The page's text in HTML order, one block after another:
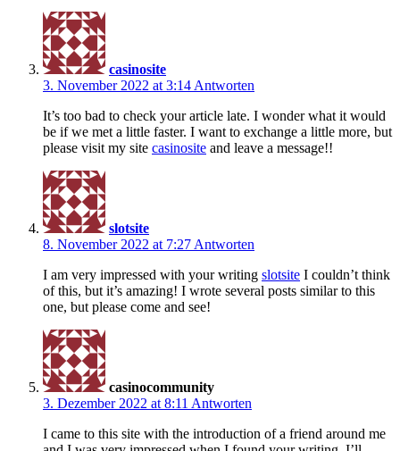
casinosite
3. November 2022 at 3:14 Antworten
It’s too bad to check your article late. I wonder what it would
be if we met a little faster. I want to exchange a little more, but
please visit my site casinosite and leave a message!!
slotsite
8. November 2022 at 7:27 Antworten
I am very impressed with your writing slotsite I couldn’t think
of this, but it’s amazing! I wrote several posts similar to this
one, but please come and see!
casinocommunity
3. Dezember 2022 at 8:11 Antworten
I came to this site with the introduction of a friend around me